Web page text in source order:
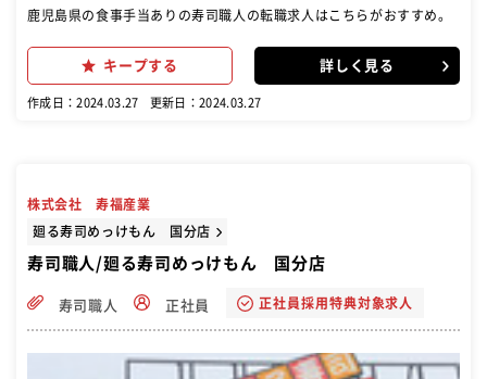
鹿児島県の食事手当ありの寿司職人の転職求人はこちらがおすすめ。
キープする 詳しく見る
作成日：2024.03.27 更新日：2024.03.27
株式会社 寿福産業
廻る寿司めっけもん 国分店
寿司職人/廻る寿司めっけもん 国分店
寿司職人 正社員 正社員採用特典対象求人